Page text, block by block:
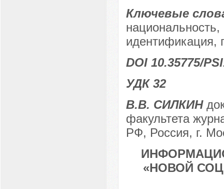
Ключевые
идентификация,
DOI 10.35775/
УДК 32
В.В. СИЛКИН
факультета
РФ, Россия, г.
«НОВОЙ